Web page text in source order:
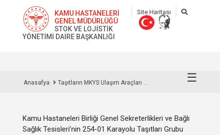
KAMU HASTANELERİ
GENEL MÜDÜRLÜĞÜ
STOK VE LOJİSTİK
YÖNETİMİ DAİRE BAŞKANLIĞI
Site Haritası
☰
Anasafya Taşıtların MKYS Ulaşım Araçları ...
Kamu Hastaneleri Birliği Genel Sekreterlikleri ve Bağlı
Sağlık Tesisleri’nin 254-01 Karayolu Taşıtları Grubu